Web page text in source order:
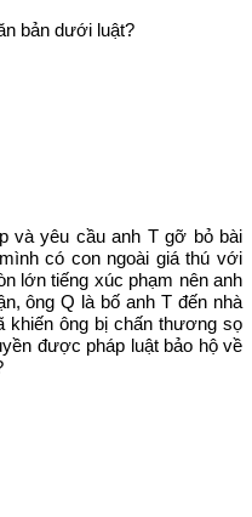
bản dưới luật?
và yêu cầu anh T gỡ bỏ bài
có con ngoài giá thú với
lớn tiếng xúc phạm nên anh
ông Q là bố anh T đến nhà
khiến ông bị chấn thương sọ
được pháp luật bảo hộ về